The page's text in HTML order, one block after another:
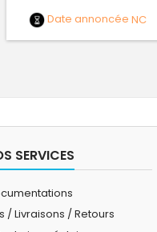
Date annoncée NC
SERVICES
/ Livraisons / Retours